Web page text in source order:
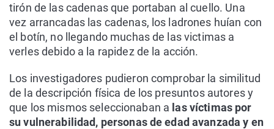
tirón de las cadenas que portaban al cuello. Una
vez arrancadas las cadenas, los ladrones huían con
el botín, no llegando muchas de las victimas a
verles debido a la rapidez de la acción.
Los investigadores pudieron comprobar la similitud
de la descripción física de los presuntos autores y
que los mismos seleccionaban a las víctimas por
su vulnerabilidad, personas de edad avanzada y en